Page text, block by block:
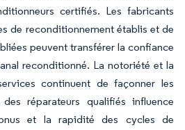
certifiés. Les fabricants
de reconditionnement établis et de
peuvent transférer la confiance
reconditionné. La notoriété et la
continuent de façonner les
réparateurs qualifiés influence
et la rapidité des cycles de